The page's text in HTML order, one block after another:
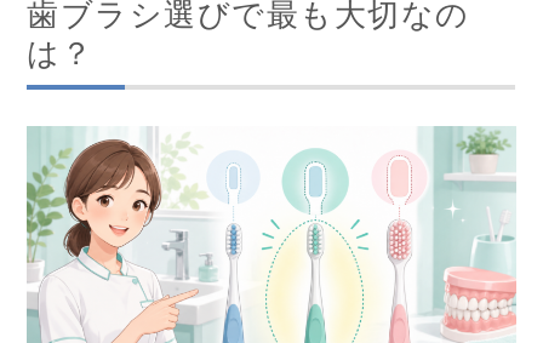
歯ブラシ選びで最も大切なの
は？